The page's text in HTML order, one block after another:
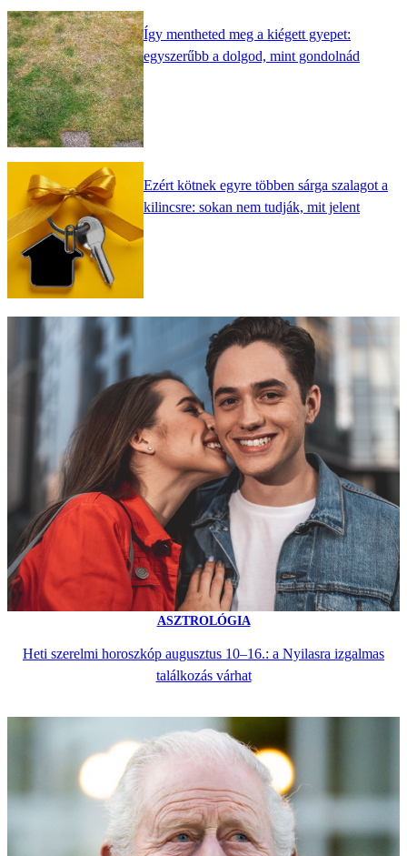
Így mentheted meg a kiégett gyepet:
egyszerűbb a dolgod, mint gondolnád
Ezért kötnek egyre többen sárga szalagot a
kilincsre: sokan nem tudják, mit jelent
ASZTROLÓGIA
Heti szerelmi horoszkóp augusztus 10–16.: a Nyilasra izgalmas
találkozás várhat